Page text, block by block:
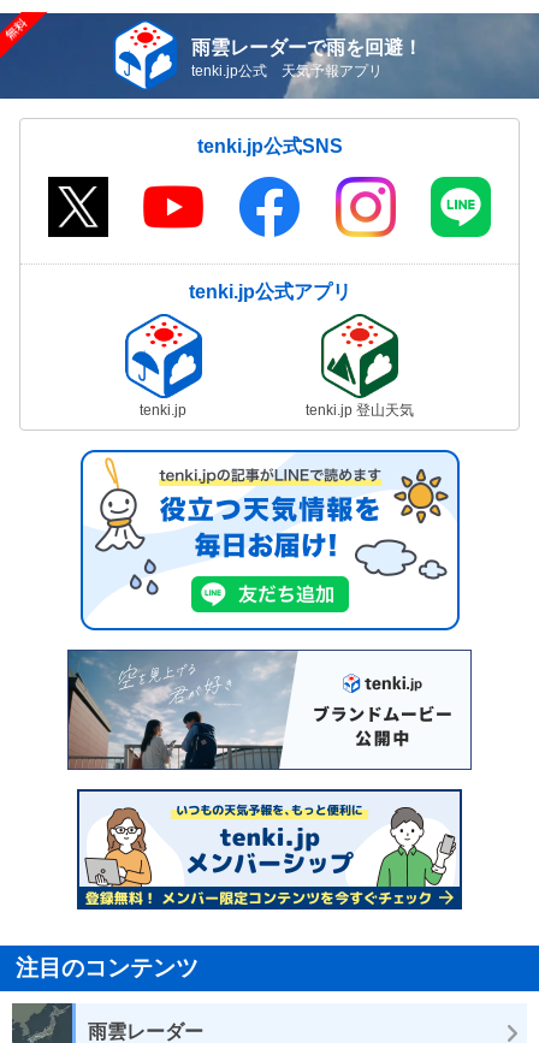
雨雲レーダーで雨を回避！
tenki.jp公式 天気予報アプリ
tenki.jp公式SNS
tenki.jp公式アプリ
tenki.jp tenki.jp 登山天気
注目のコンテンツ
雨雲レーダー